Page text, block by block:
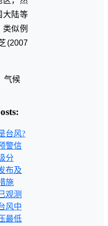
大陆等
似例
(2007
气候
台风?
警信
分
布及
施
观测
风中
最低